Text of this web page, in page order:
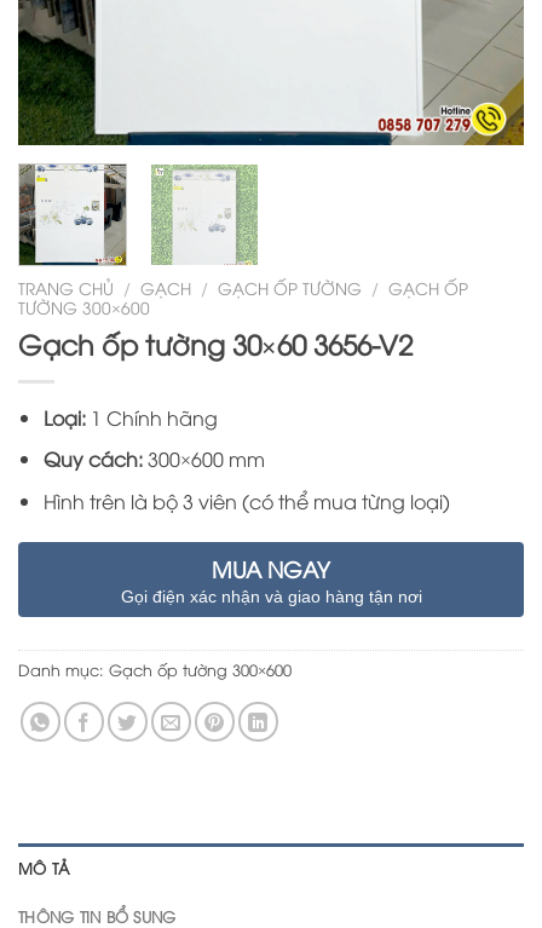
TRANG CHỦ / GẠCH / GẠCH ỐP TƯỜNG / GẠCH ỐP
TƯỜNG 300×600
Gạch ốp tường 30×60 3656-V2
Loại:1 Chính hãng
Quy cách:300×600 mm
Hình trên là bộ 3 viên (có thể mua từng loại)
MUA NGAY
Gọi điện xác nhận và giao hàng tận nơi
Danh mục: Gạch ốp tường 300×600
MÔ TẢ
THÔNG TIN BỔ SUNG